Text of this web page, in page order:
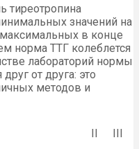
тиреотропина
значений на
в конце
норма ТТГ колеблется
лабораторий нормы
от друга: это
методов и